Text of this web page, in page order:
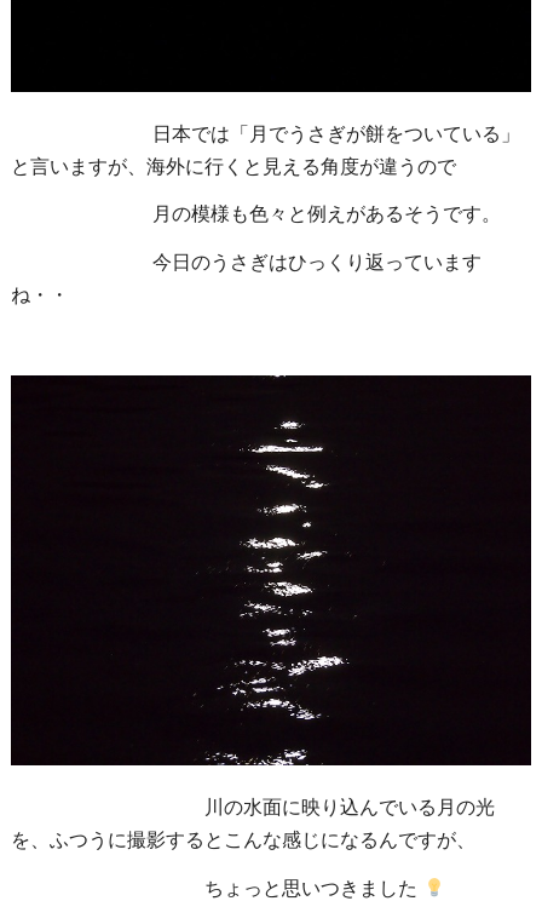
日本では「月でうさぎが餅をついている」
と言いますが、海外に行くと見える角度が違うので
月の模様も色々と例えがあるそうです。
今日のうさぎはひっくり返っています
ね・・
川の水面に映り込んでいる月の光
を、ふつうに撮影するとこんな感じになるんですが、
ちょっと思いつきました